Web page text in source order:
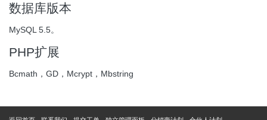
数据库版本
MySQL 5.5。
PHP扩展
Bcmath，GD，Mcrypt，Mbstring